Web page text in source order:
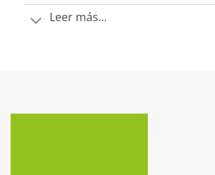
Leer más...